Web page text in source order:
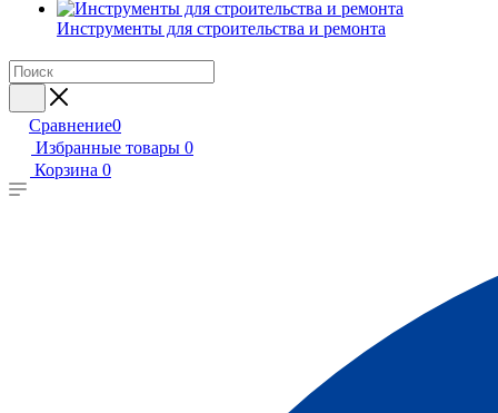
Инструменты для строительства и ремонта
Сравнение0
Избранные товары 0
Корзина 0